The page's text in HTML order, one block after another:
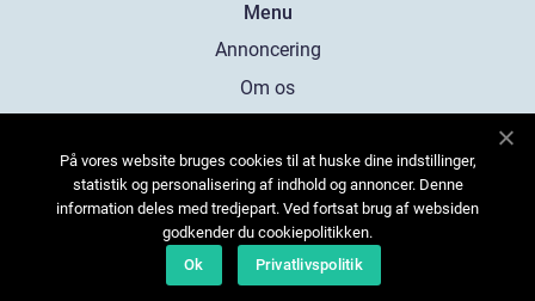
Menu
Annoncering
Om os
Kontakt os
Sitemap
På vores website bruges cookies til at huske dine indstillinger,
statistik og personalisering af indhold og annoncer. Denne
information deles med tredjepart. Ved fortsat brug af websiden
godkender du cookiepolitikken.
Ok
Privatlivspolitik